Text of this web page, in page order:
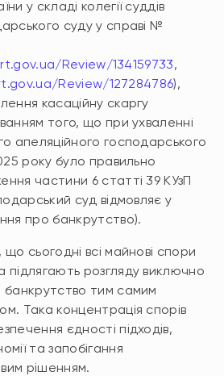
у складі колегії суддів
суду у справі №
Review/134159733,
Review/127284786),
касаційну скаргу
того, що при ухваленні
апеляційного господарського
року було правильно
частини 6 статті 39 КУзП
суд відмовляє у
про банкрутство).
сьогодні всі майнові спори
розгляду виключно
тим самим
Така концентрація спорів
єдності підходів,
та запобігання
рішенням.